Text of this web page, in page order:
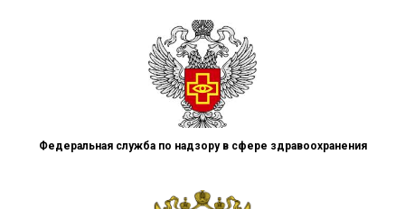
Федеральная служба по надзору в сфере здравоохранения